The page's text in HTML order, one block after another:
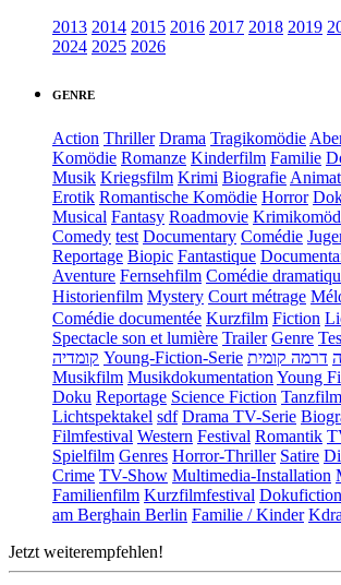
2013 2014 2015 2016 2017 2018 2019
2024 2025 2026
GENRE
Action Thriller Drama Tragikomödie
Komödie Romanze Kinderfilm Familie
Musik Kriegsfilm Krimi Biografie
Erotik Romantische Komödie Horror
Musical Fantasy Roadmovie
Comedy test Documentary Comédie
Reportage Biopic Fantastique
Aventure Fernsehfilm Comédie
Historienfilm Mystery Court métrage
Comédie documentée Kurzfilm Fiction
Spectacle son et lumière Trailer Genre
קומדיה Young-Fiction-Serie דרמה קומית
Musikfilm Musikdokumentation Young
Doku Reportage Science Fiction Tanzfilm
Lichtspektakel sdf Drama TV-Serie
Filmfestival Western Festival Romantik
Spielfilm Genres Horror-Thriller Satire
Crime TV-Show Multimedia-Installation
Familienfilm Kurzfilmfestival Dokufiction
am Berghain Berlin Familie / Kinder
Jetzt weiterempfehlen!